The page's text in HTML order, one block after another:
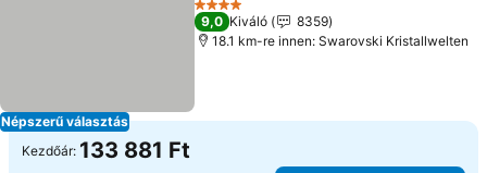
Népszerű választás
4 Kategória
9,0 Kiváló
8359
18.1 km-re innen: Swarovski Kristallwelten
Kezdőár: 133 881 Ft